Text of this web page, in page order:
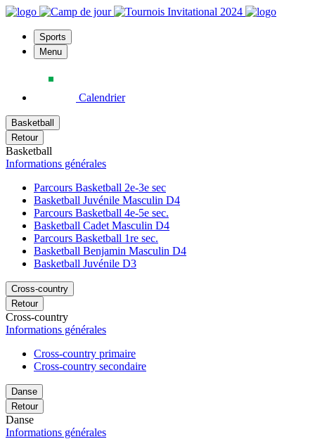
Sports
Menu
Calendrier
Basketball
Retour
Basketball
Informations générales
Parcours Basketball 2e-3e sec
Basketball Juvénile Masculin D4
Parcours Basketball 4e-5e sec.
Basketball Cadet Masculin D4
Parcours Basketball 1re sec.
Basketball Benjamin Masculin D4
Basketball Juvénile D3
Cross-country
Retour
Cross-country
Informations générales
Cross-country primaire
Cross-country secondaire
Danse
Retour
Danse
Informations générales